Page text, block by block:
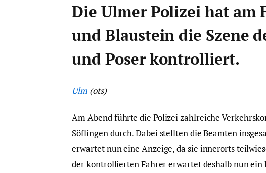
Die Ulmer Polizei hat am
und Blaustein die Szene
und Poser kontrolliert.
Ulm (ots)
Am Abend führte die Polizei zahlreiche
Söflingen durch. Dabei stellten die Beamten
erwartet nun eine Anzeige, da sie innerorts
der kontrollierten Fahrer erwartet deshalb nun